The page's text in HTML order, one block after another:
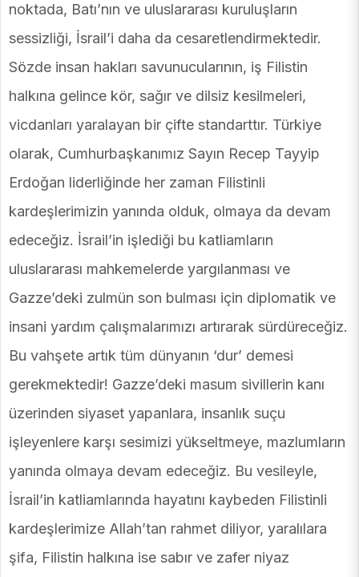
noktada, Batı’nın ve uluslararası kuruluşların
sessizliği, İsrail’i daha da cesaretlendirmektedir.
Sözde insan hakları savunucularının, iş Filistin
halkına gelince kör, sağır ve dilsiz kesilmeleri,
vicdanları yaralayan bir çifte standarttır. Türkiye
olarak, Cumhurbaşkanımız Sayın Recep Tayyip
Erdoğan liderliğinde her zaman Filistinli
kardeşlerimizin yanında olduk, olmaya da devam
edeceğiz. İsrail’in işlediği bu katliamların
uluslararası mahkemelerde yargılanması ve
Gazze’deki zulmün son bulması için diplomatik ve
insani yardım çalışmalarımızı artırarak sürdüreceğiz.
Bu vahşete artık tüm dünyanın ‘dur’ demesi
gerekmektedir! Gazze’deki masum sivillerin kanı
üzerinden siyaset yapanlara, insanlık suçu
işleyenlere karşı sesimizi yükseltmeye, mazlumların
yanında olmaya devam edeceğiz. Bu vesileyle,
İsrail’in katliamlarında hayatını kaybeden Filistinli
kardeşlerimize Allah’tan rahmet diliyor, yaralılara
şifa, Filistin halkına ise sabır ve zafer niyaz